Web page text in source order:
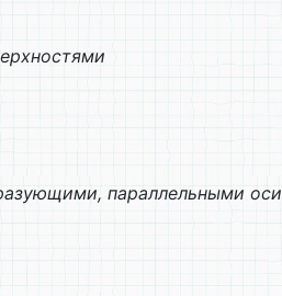
параллельными оси